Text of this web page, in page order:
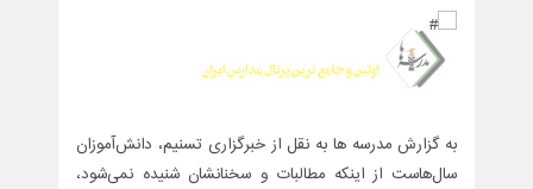
به گزارش مدرسه ها به نقل از خبرگزاری تسنیم، دانش‌آموزان
سال‌هاست از اینکه مطالبات و سخنانشان شنیده نمی‌شود،